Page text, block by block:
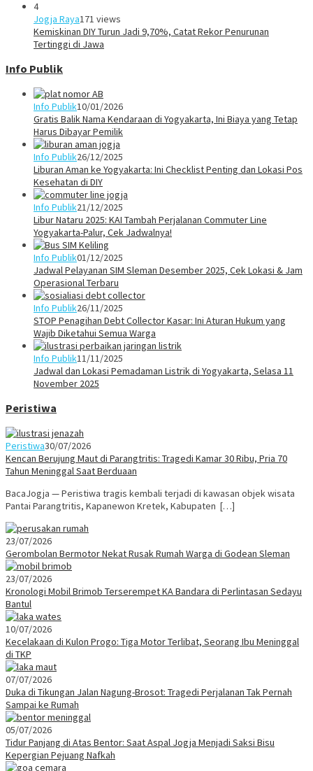
4
Jogja Raya171 views
Kemiskinan DIY Turun Jadi 9,70%, Catat Rekor Penurunan
Tertinggi di Jawa
Info Publik
Info Publik10/01/2026
Gratis Balik Nama Kendaraan di Yogyakarta, Ini Biaya yang Tetap
Harus Dibayar Pemilik
Info Publik26/12/2025
Liburan Aman ke Yogyakarta: Ini Checklist Penting dan Lokasi Pos
Kesehatan di DIY
Info Publik21/12/2025
Libur Nataru 2025: KAI Tambah Perjalanan Commuter Line
Yogyakarta-Palur, Cek Jadwalnya!
Info Publik01/12/2025
Jadwal Pelayanan SIM Sleman Desember 2025, Cek Lokasi & Jam
Operasional Terbaru
Info Publik26/11/2025
STOP Penagihan Debt Collector Kasar: Ini Aturan Hukum yang
Wajib Diketahui Semua Warga
Info Publik11/11/2025
Jadwal dan Lokasi Pemadaman Listrik di Yogyakarta, Selasa 11
November 2025
Peristiwa
Peristiwa30/07/2026
Kencan Berujung Maut di Parangtritis: Tragedi Kamar 30 Ribu, Pria 70
Tahun Meninggal Saat Berduaan
BacaJogja — Peristiwa tragis kembali terjadi di kawasan objek wisata
Pantai Parangtritis, Kapanewon Kretek, Kabupaten […]
23/07/2026
Gerombolan Bermotor Nekat Rusak Rumah Warga di Godean Sleman
23/07/2026
Kronologi Mobil Brimob Terserempet KA Bandara di Perlintasan Sedayu
Bantul
10/07/2026
Kecelakaan di Kulon Progo: Tiga Motor Terlibat, Seorang Ibu Meninggal
di TKP
07/07/2026
Duka di Tikungan Jalan Nagung-Brosot: Tragedi Perjalanan Tak Pernah
Sampai ke Rumah
05/07/2026
Tidur Panjang di Atas Bentor: Saat Aspal Jogja Menjadi Saksi Bisu
Kepergian Pejuang Nafkah